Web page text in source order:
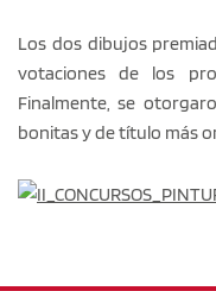
Los dos dibujos
votaciones de los
Finalmente, se
bonitas y de título más